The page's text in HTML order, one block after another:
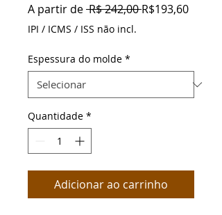
A partir de R$ 242,00 Preço
R$193,60Preço
IPI / ICMS / ISS não incl.
Espessura do molde *
Quantidade *
Adicionar ao carrinho